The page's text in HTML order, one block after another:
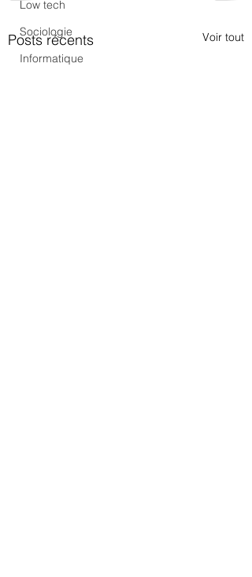
Low tech
Sociologie
Informatique
Posts récents Voir tout